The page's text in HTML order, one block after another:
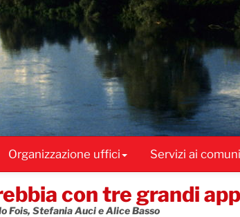
Organizzazione uffici Servizi ai comuni
con tre grandi
Fois, Stefania Auci e Alice Basso